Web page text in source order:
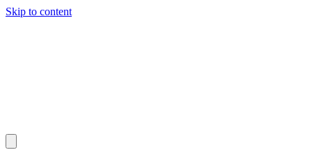
Skip to content